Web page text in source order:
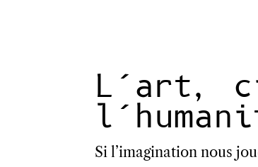
L’art,
Si l’imagination nous